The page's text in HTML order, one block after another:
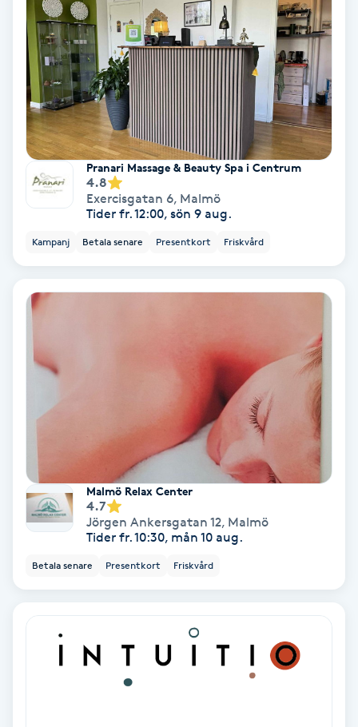
Nageltrång
Nagelvård
Naglar borttagning
Naglar reparation
Naprapati
Navelpiercing
Olaplexbehandling
Ombre
Ombre brows
Optiker
Ortobionomi
Pranari Massage & Beauty Spa i Centrum
4.8
Exercisgatan 6, Malmö
Tider fr. 12:00, sön 9 aug.
Kampanj Betala senare Presentkort Friskvård
Malmö Relax Center
4.7
Jörgen Ankersgatan 12, Malmö
Tider fr. 10:30, mån 10 aug.
Betala senare Presentkort Friskvård